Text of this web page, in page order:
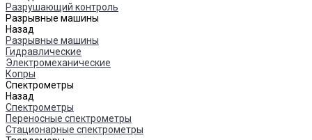
Разрушающий контроль
Разрывные машины
Назад
Разрывные машины
Гидравлические
Электромеханические
Копры
Спектрометры
Назад
Спектрометры
Переносные спектрометры
Стационарные спектрометры